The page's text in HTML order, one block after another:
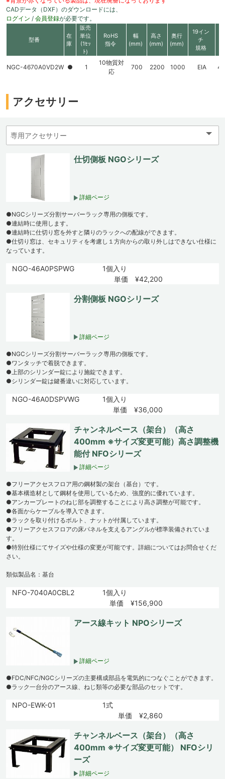
CADデータ（DXF）のダウンロードには、
ログイン / 会員登録が必要です。
型番
在
庫
販売
単位
(1ｾｯ
ﾄ)
RoHS
指令
幅
(mm)
高さ
(mm)
奥行
(mm)
19イン
チ
規格
NGC-4670A0VD2W ● 1
10物質対
応
700 2200 1000 EIA
アクセサリー
仕切側板 NGOシリーズ
詳細ページ
●NGCシリーズ分割サーバーラック専用の側板です。
●連結時に使用します。
●連結時に仕切り窓を外すと隣りのラックへの配線ができます。
●仕切り窓は、セキュリティを考慮し１方向からの取り外しはできない仕様に
なっています。
NGO-46A0PSPWG
1個入り
単価 ¥42,200
分割側板 NGOシリーズ
詳細ページ
●NGCシリーズ分割サーバーラック専用の側板です。
●ワンタッチで着脱できます。
●上部のシリンダー錠により施錠できます。
●シリンダー錠は鍵番違いに対応しています。
NGO-46A0DSPVWG
1個入り
単価 ¥36,000
チャンネルベース（架台）（高さ
400mm ※サイズ変更可能）高さ調整機
能付 NFOシリーズ
詳細ページ
●フリーアクセスフロア用の鋼材製の架台（基台）です。
●基本構造材として鋼材を使用しているため、強度的に優れています。
●アンカープレートのねじ部を調整することにより高さ調整が可能です。
●各面からケーブルを導入できます。
●ラックを取り付けるボルト、ナットが付属しています。
●フリーアクセスフロアの床パネルを支えるアングルが標準装備されていま
す。
●特別仕様にてサイズや仕様の変更が可能です。詳細についてはお問合せくだ
さい。
類似製品名：基台
NFO-7040A0CBL2
1個入り
単価 ¥156,900
アース線キット NPOシリーズ
詳細ページ
●FDC/NFC/NGCシリーズの主要構成部品を電気的につなぐことができます。
●ラック一台分のアース線、ねじ類等の必要な部品のセットです。
NPO-EWK-01
1式
単価 ¥2,860
チャンネルベース（架台）（高さ
400mm ※サイズ変更可能） NFOシリ
ーズ
詳細ページ